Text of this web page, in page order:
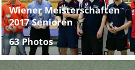
Wiener Meisterschaften
2017 Senioren
63 Photos